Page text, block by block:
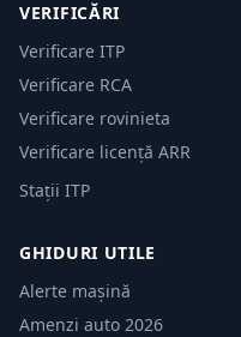
VERIFICĂRI
Verificare ITP
Verificare RCA
Verificare rovinieta
Verificare licență ARR
Stații ITP
GHIDURI UTILE
Alerte mașină
Amenzi auto 2026